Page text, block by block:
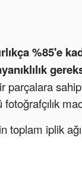
%85'e
iplik